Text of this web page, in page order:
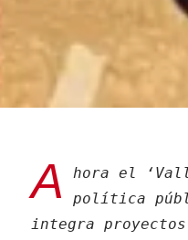
A
hora el
política
integra